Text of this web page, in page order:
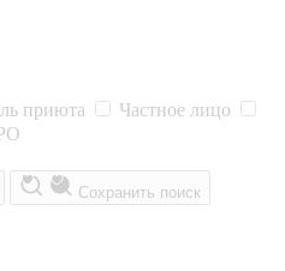
приюта
Частное лицо
Сохранить поиск